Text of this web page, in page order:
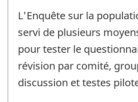
L'Enquête sur la
servi de plusieurs
pour tester le
révision par comité,
discussion et testes